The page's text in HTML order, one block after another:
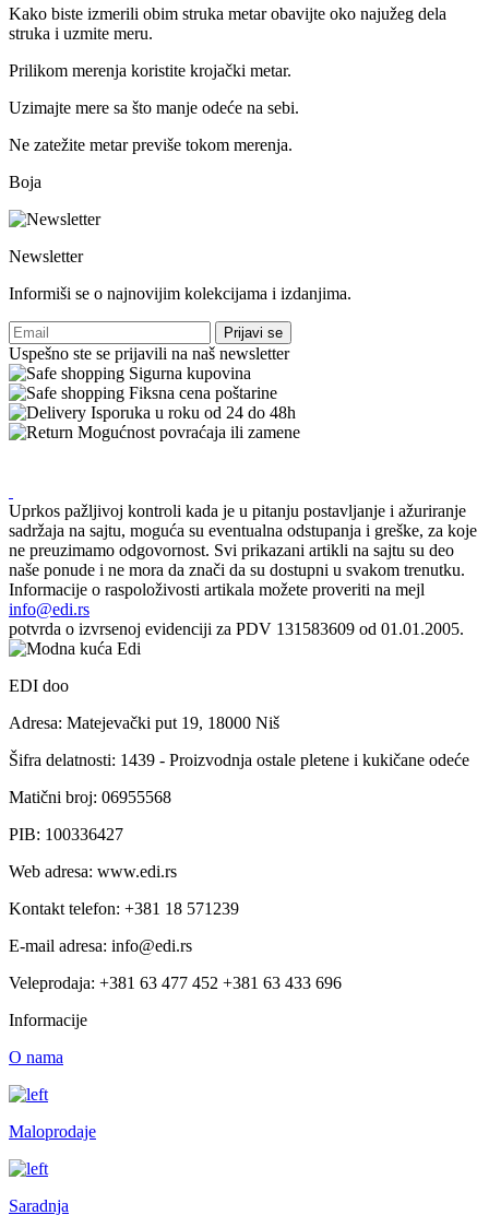
Kako biste izmerili obim struka metar obavijte oko najužeg dela
struka i uzmite meru.
Prilikom merenja koristite krojački metar.
Uzimajte mere sa što manje odeće na sebi.
Ne zatežite metar previše tokom merenja.
Boja
Newsletter
Informiši se o najnovijim kolekcijama i izdanjima.
Prijavi se
Uspešno ste se prijavili na naš newsletter
Sigurna kupovina
Fiksna cena poštarine
Isporuka u roku od 24 do 48h
Mogućnost povraćaja ili zamene
Uprkos pažljivoj kontroli kada je u pitanju postavljanje i ažuriranje
sadržaja na sajtu, moguća su eventualna odstupanja i greške, za koje
ne preuzimamo odgovornost. Svi prikazani artikli na sajtu su deo
naše ponude i ne mora da znači da su dostupni u svakom trenutku.
Informacije o raspoloživosti artikala možete proveriti na mejl
info@edi.rs
potvrda o izvrsenoj evidenciji za PDV 131583609 od 01.01.2005.
EDI doo
Adresa: Matejevački put 19, 18000 Niš
Šifra delatnosti: 1439 - Proizvodnja ostale pletene i kukičane odeće
Matični broj: 06955568
PIB: 100336427
Web adresa: www.edi.rs
Kontakt telefon: +381 18 571239
E-mail adresa: info@edi.rs
Veleprodaja: +381 63 477 452 +381 63 433 696
Informacije
O nama
Maloprodaje
Saradnja